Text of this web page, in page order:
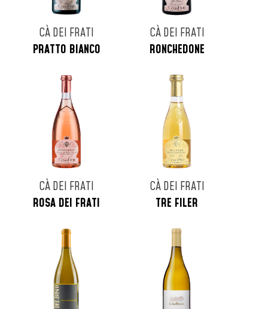
CÀ DEI FRATI
PRATTO BIANCO
CÀ DEI FRATI
RONCHEDONE
CÀ DEI FRATI
ROSA DEI FRATI
CÀ DEI FRATI
TRE FILER